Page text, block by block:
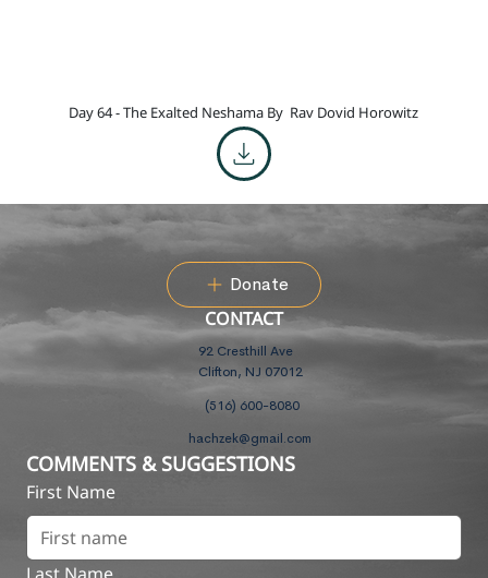
Day 64 - The Exalted Neshama By Rav Dovid Horowitz
Donate
CONTACT
92 Cresthill Ave
Clifton, NJ 07012
(516) 600-8080
hachzek@gmail.com
COMMENTS & SUGGESTIONS
First Name